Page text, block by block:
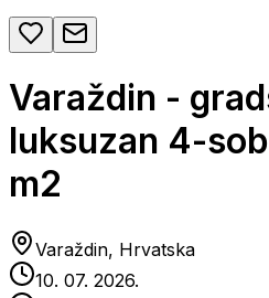
Varaždin -
luksuzan 4-
m2
Varaždin, Hrvatska
10. 07. 2026.